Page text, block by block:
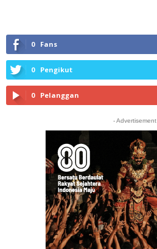
0 Fans
0 Pengikut
0 Pelanggan
- Advertisement